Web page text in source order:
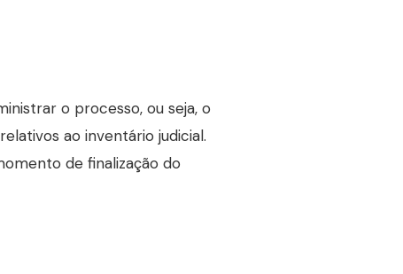
o processo, ou seja, o
ao inventário judicial.
de finalização do